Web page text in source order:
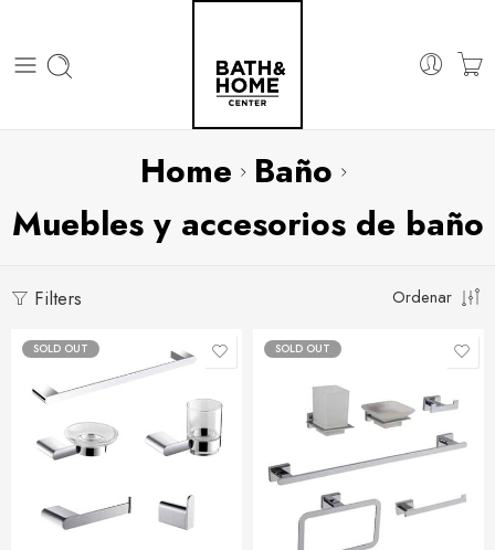
Home Baño
Muebles y accesorios de baño
Filters Ordenar
SOLD OUT SOLD OUT